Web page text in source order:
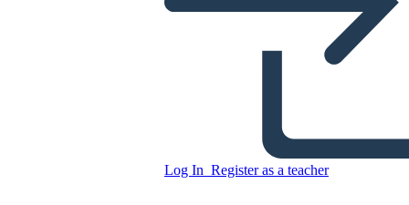
Log In Register as a teacher